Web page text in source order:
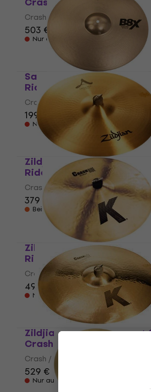
Crash / Ride Becken
503 €
Nur auf Bestellung
Sabian 41811X B8X 18"
Ride Becken
Crash / Ride Becken
199 €
Nur auf Bestellung
Zildjian A0024 A 20"
Ride Becken
Crash / Ride Becken
379 €
Beim Lieferanten vorrätig
Zildjian K0810 K 20" Crash /
Ride Becken
Crash / Ride Becken
498 €
Nur auf Bestellung
Zildjian K20835 K Brilliant
Crash / Ride Becken
Crash / Ride Becken
529 €
Nur auf Bestellung